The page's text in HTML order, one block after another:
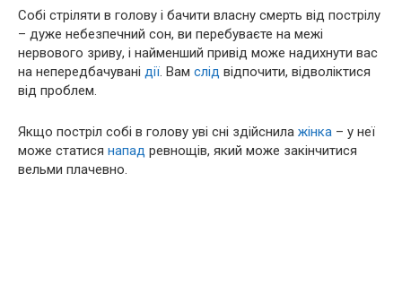
Собі стріляти в голову і бачити власну смерть від пострілу
– дуже небезпечний сон, ви перебуваєте на межі
нервового зриву, і найменший привід може надихнути вас
на непередбачувані дії. Вам слід відпочити, відволіктися
від проблем.
Якщо постріл собі в голову уві сні здійснила жінка – у неї
може статися напад ревнощів, який може закінчитися
вельми плачевно.